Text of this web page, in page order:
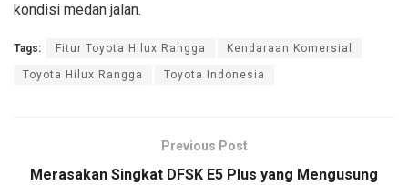
kondisi medan jalan.
Tags: Fitur Toyota Hilux Rangga Kendaraan Komersial
Toyota Hilux Rangga Toyota Indonesia
Previous Post
Merasakan Singkat DFSK E5 Plus yang Mengusung